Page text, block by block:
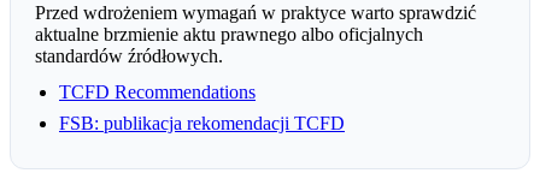
Przed wdrożeniem wymagań w praktyce warto sprawdzić
aktualne brzmienie aktu prawnego albo oficjalnych
standardów źródłowych.
TCFD Recommendations
FSB: publikacja rekomendacji TCFD